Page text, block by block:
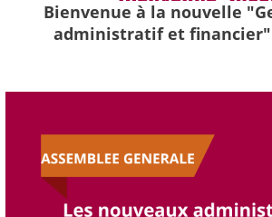
Bienvenue à la nouvelle
administratif et financier"